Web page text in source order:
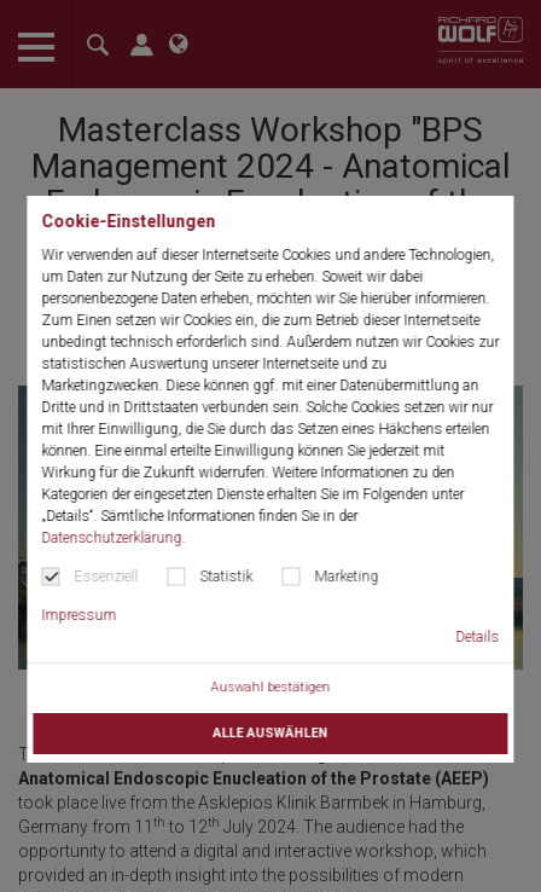
Cookie-Einstellungen
Wir verwenden auf dieser Internetseite Cookies und andere Technologien,
um Daten zur Nutzung der Seite zu erheben. Soweit wir dabei
personenbezogene Daten erheben, möchten wir Sie hierüber informieren.
Zum Einen setzen wir Cookies ein, die zum Betrieb dieser Internetseite
unbedingt technisch erforderlich sind. Außerdem nutzen wir Cookies zur
statistischen Auswertung unserer Internetseite und zu
Marketingzwecken. Diese können ggf. mit einer Datenübermittlung an
Dritte und in Drittstaaten verbunden sein. Solche Cookies setzen wir nur
mit Ihrer Einwilligung, die Sie durch das Setzen eines Häkchens erteilen
können. Eine einmal erteilte Einwilligung können Sie jederzeit mit
Wirkung für die Zukunft widerrufen. Weitere Informationen zu den
Kategorien der eingesetzten Dienste erhalten Sie im Folgenden unter
„Details“. Sämtliche Informationen finden Sie in der
Datenschutzerklärung.
Essenziell Statistik Marketing
Impressum
Details
Auswahl bestätigen
ALLE AUSWÄHLEN
The language setting of your browser is set to English. Do you
Confirm
Masterclass Workshop "BPS
Management 2024 - Anatomical
Endoscopic Enucleation of the
Prostate (AEEP)"
Asklepios Klinik Barmbek, Hamburg,
Germany from 11-12 July 2024
The Masterclass WorkshopBPS Management 2024 -
Anatomical Endoscopic Enucleation of the Prostate (AEEP)
took place live from the Asklepios Klinik Barmbek in Hamburg,
Germany from 11 th to 12th July 2024. The audience had the
opportunity to attend a digital and interactive workshop, which
provided an in-depth insight into the possibilities of modern